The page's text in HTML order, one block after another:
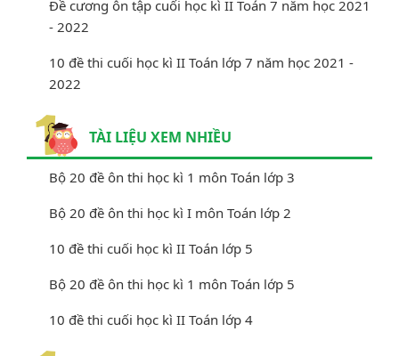
Đề cương ôn tập cuối học kì II Toán 7 năm học 2021
- 2022
10 đề thi cuối học kì II Toán lớp 7 năm học 2021 -
2022
TÀI LIỆU XEM NHIỀU
Bộ 20 đề ôn thi học kì 1 môn Toán lớp 3
Bộ 20 đề ôn thi học kì I môn Toán lớp 2
10 đề thi cuối học kì II Toán lớp 5
Bộ 20 đề ôn thi học kì 1 môn Toán lớp 5
10 đề thi cuối học kì II Toán lớp 4